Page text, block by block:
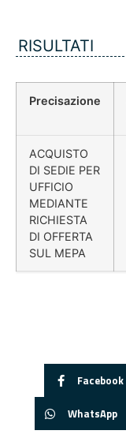
RISULTATI
Precisazione
ACQUISTO
DI SEDIE PER
UFFICIO
MEDIANTE
RICHIESTA
DI OFFERTA
SUL MEPA
Facebook
WhatsApp